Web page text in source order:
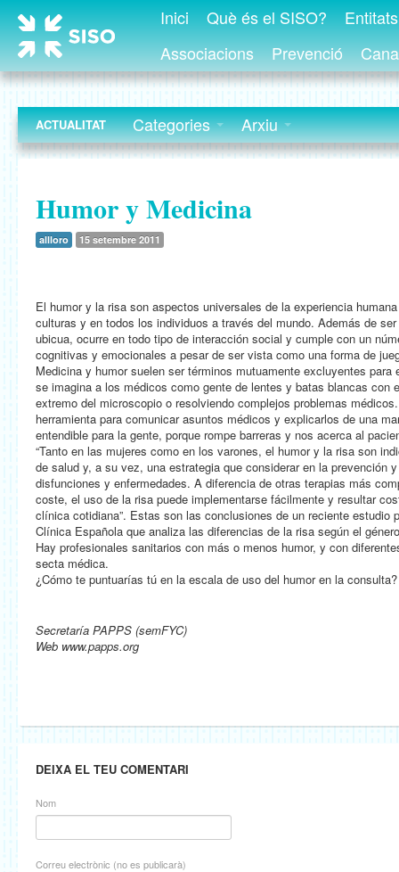
Inici Què és el SISO?
Associacions
Prevenció
ACTUALITAT Categories Arxiu
Humor y Medicina
allloro 15 setembre 2011
El humor y la risa son aspectos universales de la experiencia
culturas y en todos los individuos a través del mundo. Además de
ubicua, ocurre en todo tipo de interacción social y cumple con un
cognitivas y emocionales a pesar de ser vista como una forma de
Medicina y humor suelen ser términos mutuamente excluyentes para
se imagina a los médicos como gente de lentes y batas blancas con
extremo del microscopio o resolviendo complejos problemas
herramienta para comunicar asuntos médicos y explicarlos de una
entendible para la gente, porque rompe barreras y nos acerca al
“Tanto en las mujeres como en los varones, el humor y la risa son
de salud y, a su vez, una estrategia que considerar en la prevención
disfunciones y enfermedades. A diferencia de otras terapias más
coste, el uso de la risa puede implementarse fácilmente y resultar
clínica cotidiana”. Estas son las conclusiones de un reciente estudio
Clínica Española que analiza las diferencias de la risa según el
Hay profesionales sanitarios con más o menos humor, y con
secta médica.
¿Cómo te puntuarías tú en la escala de uso del humor en la consulta?
Secretaría PAPPS (semFYC)
Web www.papps.org
DEIXA EL TEU COMENTARI
Nom
Correu electrònic (no es publicarà)